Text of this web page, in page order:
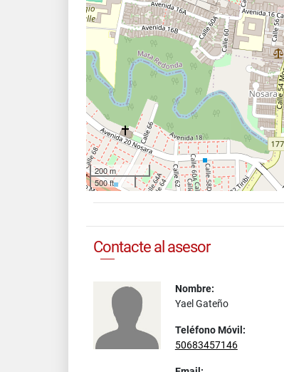
200 m
500 ft
Contacte al asesor
Nombre:
Yael Gateño
Teléfono Móvil:
50683457146